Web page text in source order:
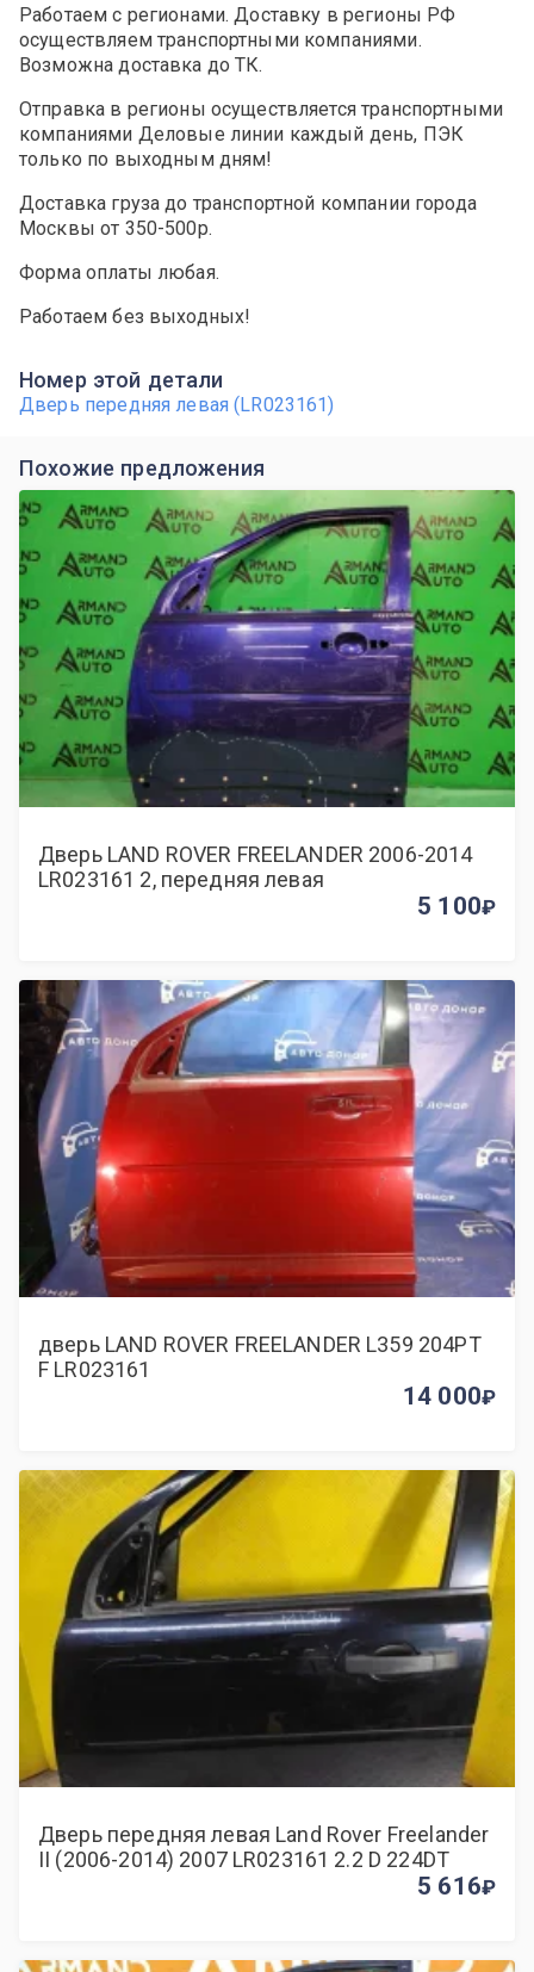
Работаем с регионами. Доставку в регионы РФ
осуществляем транспортными компаниями.
Возможна доставка до ТК.
Отправка в регионы осуществляется транспортными
компаниями Деловые линии каждый день, ПЭК
только по выходным дням!
Доставка груза до транспортной компании города
Москвы от 350-500р.
Форма оплаты любая.
Работаем без выходных!
Номер этой детали
Дверь передняя левая (LR023161)
Похожие предложения
Дверь LAND ROVER FREELANDER 2006-2014
LR023161 2, передняя левая
5 100
дверь LAND ROVER FREELANDER L359 204PT
F LR023161
14 000
Дверь передняя левая Land Rover Freelander
II (2006-2014) 2007 LR023161 2.2 D 224DT
5 616